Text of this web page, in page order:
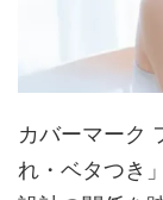
カバーマーク
れ・ベタつき